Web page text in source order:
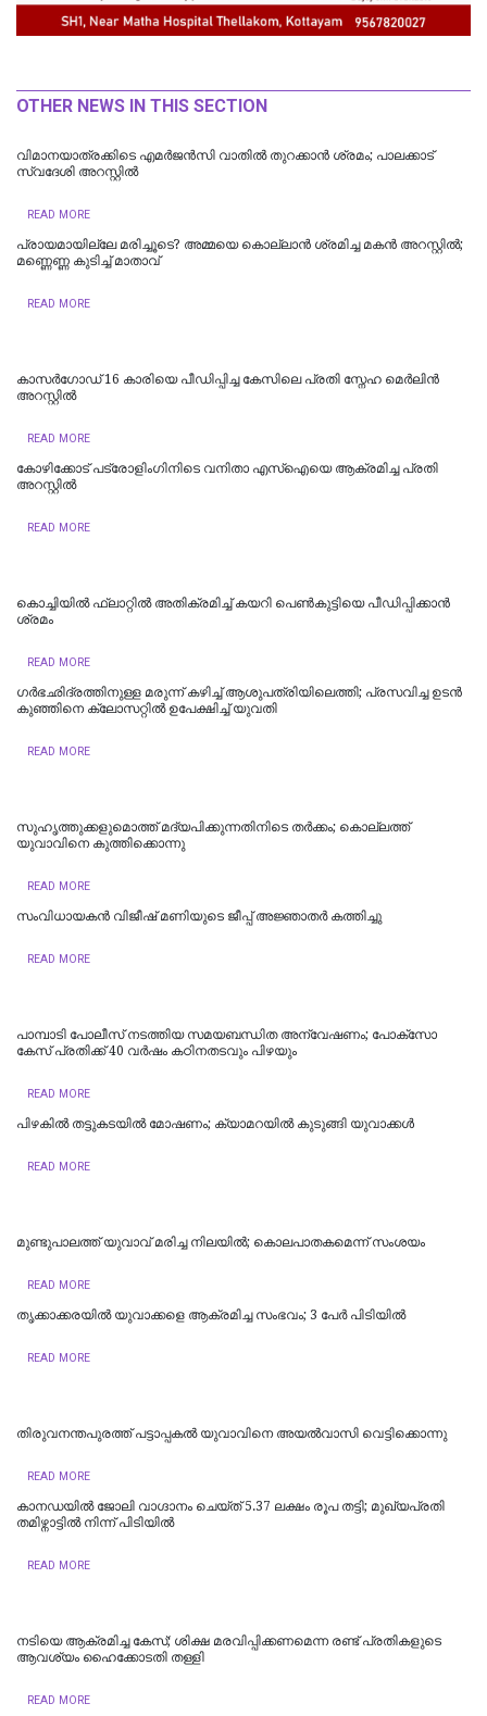
OTHER NEWS IN THIS SECTION
വിമാനയാത്രക്കിടെ എമര്‍ജന്‍സി വാതില്‍ തുറക്കാന്‍ ശ്രമം; പാലക്കാട്
സ്വദേശി അറസ്റ്റില്‍
READ MORE
പ്രായമായില്ലേ മരിച്ചൂടെ? അമ്മയെ കൊല്ലാൻ ശ്രമിച്ച മകൻ അറസ്റ്റിൽ;
മണ്ണെണ്ണ കുടിച്ച് മാതാവ്
READ MORE
കാസർഗോഡ് 16 കാരിയെ പീഡിപ്പിച്ച കേസിലെ പ്രതി സ്നേഹ മെർലിൻ
അറസ്റ്റിൽ
READ MORE
കോഴിക്കോട് പട്രോളിംഗിനിടെ വനിതാ എസ്ഐയെ ആക്രമിച്ച പ്രതി
അറസ്റ്റിൽ
READ MORE
കൊച്ചിയില്‍ ഫ്ലാറ്റിൽ അതിക്രമിച്ച് കയറി പെൺകുട്ടിയെ പീഡിപ്പിക്കാൻ
ശ്രമം
READ MORE
ഗർഭഛിദ്രത്തിനുള്ള മരുന്ന് കഴിച്ച് ആശുപത്രിയിലെത്തി; പ്രസവിച്ച ഉടൻ
കുഞ്ഞിനെ ക്ലോസറ്റിൽ ഉപേക്ഷിച്ച് യുവതി
READ MORE
സുഹൃത്തുക്കളുമൊത്ത് മദ്യപിക്കുന്നതിനിടെ തര്‍ക്കം; കൊല്ലത്ത്
യുവാവിനെ കുത്തിക്കൊന്നു
READ MORE
സംവിധായകൻ വിജീഷ് മണിയുടെ ജീപ്പ് അജ്ഞാതർ കത്തിച്ചു
READ MORE
പാമ്പാടി പോലീസ് നടത്തിയ സമയബന്ധിത അന്വേഷണം; പോക്സോ
കേസ് പ്രതിക്ക് 40 വർഷം കഠിനതടവും പിഴയും
READ MORE
പിഴകിൽ തട്ടുകടയിൽ മോഷണം; ക്യാമറയിൽ കുടുങ്ങി യുവാക്കൾ
READ MORE
മുണ്ടുപാലത്ത് യുവാവ് മരിച്ച നിലയില്‍; കൊലപാതകമെന്ന് സംശയം
READ MORE
തൃക്കാക്കരയിൽ യുവാക്കളെ ആക്രമിച്ച സംഭവം; 3 പേർ പിടിയിൽ
READ MORE
തിരുവനന്തപുരത്ത് പട്ടാപ്പകൽ യുവാവിനെ അയൽവാസി വെട്ടിക്കൊന്നു
READ MORE
കാനഡയിൽ ജോലി വാഗ്ദാനം ചെയ്ത് 5.37 ലക്ഷം രൂപ തട്ടി; മുഖ്യപ്രതി
തമിഴ്നാട്ടിൽ നിന്ന് പിടിയിൽ
READ MORE
നടിയെ ആക്രമിച്ച കേസ്; ശിക്ഷ മരവിപ്പിക്കണമെന്ന രണ്ട് പ്രതികളുടെ
ആവശ്യം ഹൈക്കോടതി തള്ളി
READ MORE